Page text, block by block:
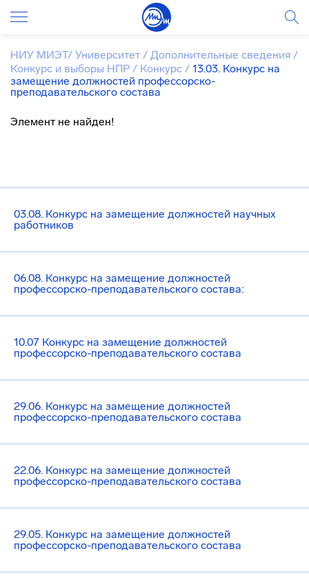
03.08. Конкурс на замещение должностей научных
работников
06.08. Конкурс на замещение должностей
профессорско-преподавательского состава:
10.07 Конкурс на замещение должностей
профессорско-преподавательского состава
29.06. Конкурс на замещение должностей
профессорско-преподавательского состава
22.06. Конкурс на замещение должностей
профессорско-преподавательского состава
29.05. Конкурс на замещение должностей
профессорско-преподавательского состава
НИУ МИЭТ/ Университет / Дополнительные сведения /
Конкурс и выборы НПР / Конкурс / 13.03. Конкурс на
замещение должностей профессорско-
преподавательского состава
Элемент не найден!